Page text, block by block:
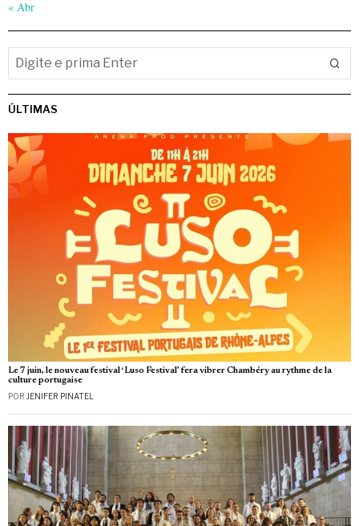
« Abr
ÚLTIMAS
Le 7 juin, le nouveau festival ‘Luso Festival’ fera vibrer Chambéry au rythme de la
culture portugaise
POR JENIFER PINATEL